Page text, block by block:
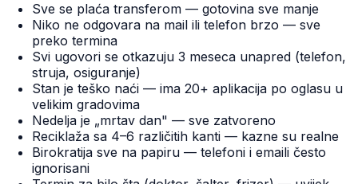
Sve se plaća transferom — gotovina sve manje
Niko ne odgovara na mail ili telefon brzo — sve
preko termina
Svi ugovori se otkazuju 3 meseca unapred (telefon,
struja, osiguranje)
Stan je teško naći — ima 20+ aplikacija po oglasu u
velikim gradovima
Nedelja je „mrtav dan" — sve zatvoreno
Reciklaža sa 4–6 različitih kanti — kazne su realne
Birokratija sve na papiru — telefoni i emaili često
ignorisani